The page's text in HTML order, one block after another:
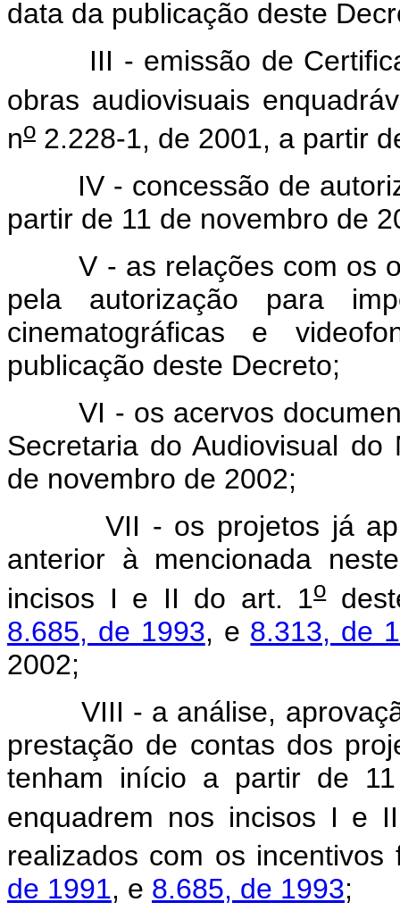
data da publicação deste
III - emissão de
obras audiovisuais
no 2.228-1, de 2001, a partir
IV - concessão de
partir de 11 de novembro de
V - as relações com os
pela autorização para
cinematográficas e
publicação deste Decreto;
VI - os acervos
Secretaria do Audiovisual
de novembro de 2002;
VII - os projetos já
anterior à mencionada
incisos I e II do art. 1o
8.685, de 1993, e 8.313, de
2002;
VIII - a análise,
prestação de contas dos
tenham início a partir de
enquadrem nos incisos I e
realizados com os
de 1991, e 8.685, de 1993;